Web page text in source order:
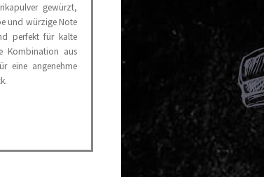
gewürzt,
und würzige Note
perfekt für kalte
Kombination aus
eine angenehme